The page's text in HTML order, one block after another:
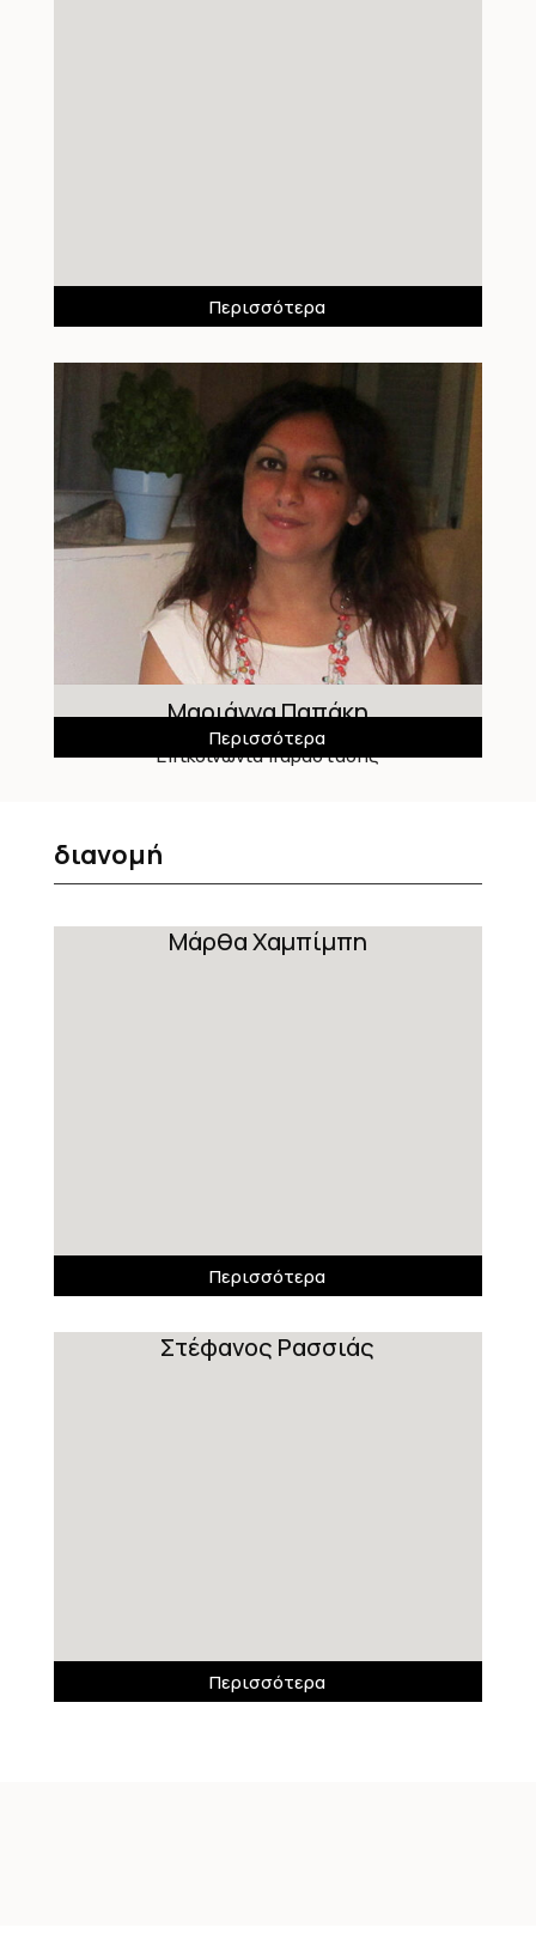
Περισσότερα
Μαριάννα Παπάκη
Επικοινωνία παράστασης
Περισσότερα
διανομή
Μάρθα Χαμπίμπη
Περισσότερα
Στέφανος Ρασσιάς
Περισσότερα